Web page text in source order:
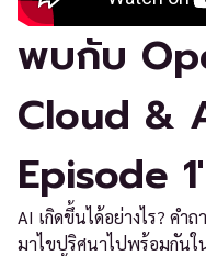
พบกับ
Cloud &
Episode 1'
AI เกิดขึ้นได้อย่างไร? คำ
มาไขปริศนาไปพร้อมกันใ